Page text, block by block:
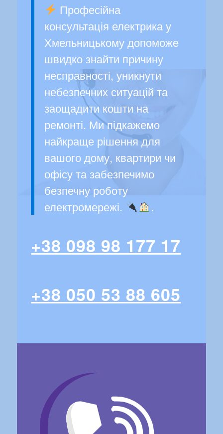
Професійна
консультація електрика у
Хмельницькому допоможе
швидко знайти причину
несправності, уникнути
небезпечних ситуацій та
заощадити кошти на
ремонті. Ми підкажемо
найкраще рішення для
вашого дому, квартири чи
офісу та забезпечимо
безпечну роботу
електромережі.
.
+38 098 98 177 17
+38 050 53 88 605